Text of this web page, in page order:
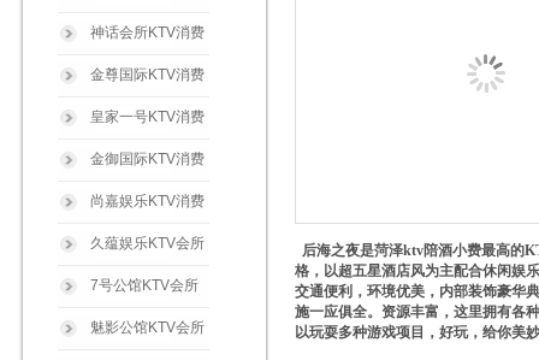
神话会所KTV消费
金尊国际KTV消费
皇家一号KTV消费
金御国际KTV消费
尚嘉娱乐KTV消费
久蕴娱乐KTV会所
7号公馆KTV会所
魅影公馆KTV会所
后海之夜是菏泽ktv陪酒小费最高的
格，以超五星酒店风为主配合休闲娱
交通便利，环境优美，内部装饰豪华
施一应俱全。资源丰富，这里拥有各
以玩耍多种游戏项目，好玩，给你美